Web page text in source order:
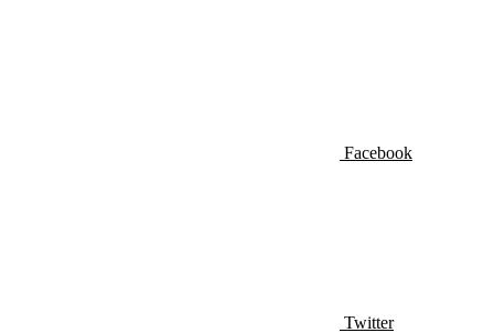
Facebook
Twitter